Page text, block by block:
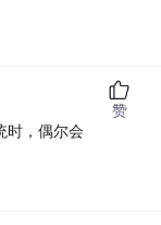
时，偶尔会
赞